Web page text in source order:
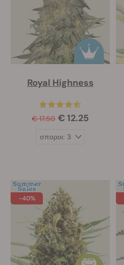
Royal Highness
€ 17.50 € 12.25
-40%